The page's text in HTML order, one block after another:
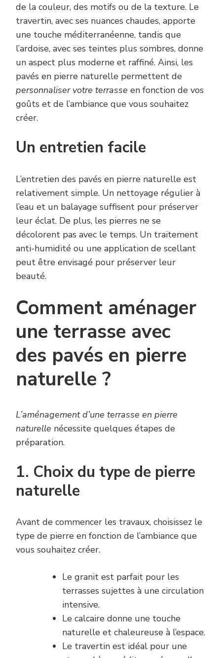
de la couleur, des motifs ou de la texture. Le
travertin, avec ses nuances chaudes, apporte
une touche méditerranéenne, tandis que
l’ardoise, avec ses teintes plus sombres, donne
un aspect plus moderne et raffiné. Ainsi, les
pavés en pierre naturelle permettent de
personnaliser votre terrasse en fonction de vos
goûts et de l’ambiance que vous souhaitez
créer.
Un entretien facile
L’entretien des pavés en pierre naturelle est
relativement simple. Un nettoyage régulier à
l’eau et un balayage suffisent pour préserver
leur éclat. De plus, les pierres ne se
décolorent pas avec le temps. Un traitement
anti-humidité ou une application de scellant
peut être envisagé pour préserver leur
beauté.
Comment aménager
une terrasse avec
des pavés en pierre
naturelle ?
L’aménagement d’une terrasse en pierre
naturelle nécessite quelques étapes de
préparation.
1. Choix du type de pierre
naturelle
Avant de commencer les travaux, choisissez le
type de pierre en fonction de l’ambiance que
vous souhaitez créer.
Le granit est parfait pour les
terrasses sujettes à une circulation
intensive.
Le calcaire donne une touche
naturelle et chaleureuse à l’espace.
Le travertin est idéal pour une